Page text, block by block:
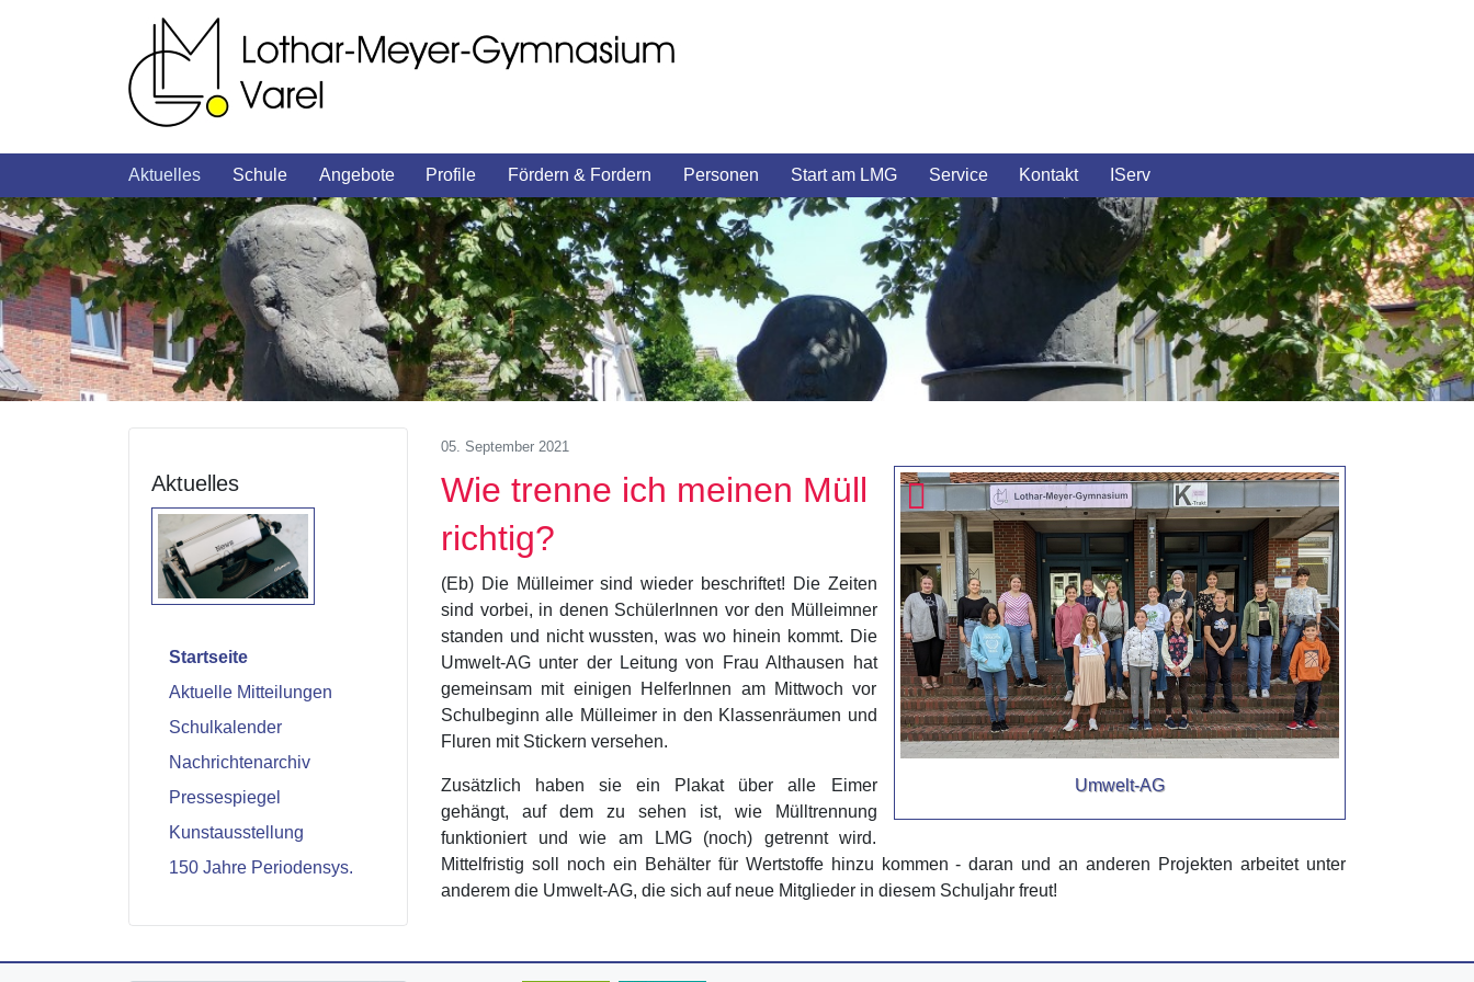
Aktuelles Schule Angebote Profile Fördern & Fordern Personen Start am LMG Service Kontakt IServ
Aktuelles
Startseite
Aktuelle Mitteilungen
Schulkalender
Nachrichtenarchiv
Pressespiegel
Kunstausstellung
150 Jahre Periodensys.
05. September 2021
Umwelt-AG
Wie trenne ich meinen Müll
richtig?
(Eb) Die Mülleimer sind wieder beschriftet! Die Zeiten
sind vorbei, in denen SchülerInnen vor den Mülleimner
standen und nicht wussten, was wo hinein kommt. Die
Umwelt-AG unter der Leitung von Frau Althausen hat
gemeinsam mit einigen HelferInnen am Mittwoch vor
Schulbeginn alle Mülleimer in den Klassenräumen und
Fluren mit Stickern versehen.
Zusätzlich haben sie ein Plakat über alle Eimer
gehängt, auf dem zu sehen ist, wie Mülltrennung
funktioniert und wie am LMG (noch) getrennt wird.
Mittelfristig soll noch ein Behälter für Wertstoffe hinzu kommen - daran und an anderen Projekten arbeitet unter
anderem die Umwelt-AG, die sich auf neue Mitglieder in diesem Schuljahr freut!